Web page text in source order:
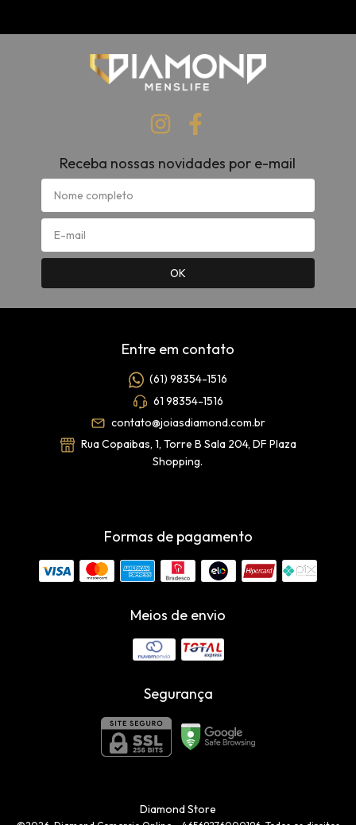
Receba nossas novidades por e-mail
Entre em contato
(61) 98354-1516
61 98354-1516
contato@joiasdiamond.com.br
Rua Copaibas, 1, Torre B Sala 204, DF Plaza
Shopping.
Formas de pagamento
Meios de envio
Segurança
Diamond Store